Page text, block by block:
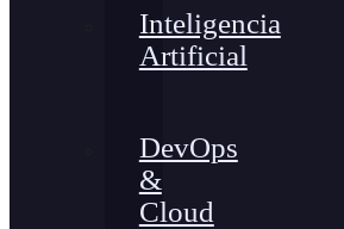
Inteligencia
Artificial
DevOps
&
Cloud